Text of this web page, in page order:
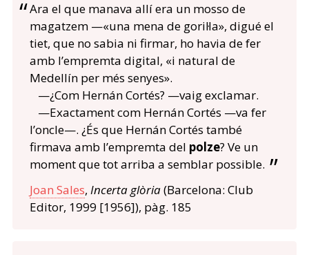
Ara el que manava allí era un mosso de
magatzem —«una mena de goril·la», digué el
tiet, que no sabia ni firmar, ho havia de fer
amb l’empremta digital, «i natural de
Medellín per més senyes».
—¿Com Hernán Cortés? —vaig exclamar.
—Exactament com Hernán Cortés —va fer
l’oncle—. ¿És que Hernán Cortés també
firmava amb l’empremta del polze? Ve un
moment que tot arriba a semblar possible.
Joan Sales, Incerta glòria(Barcelona: Club
Editor, 1999 [1956]), pàg. 185